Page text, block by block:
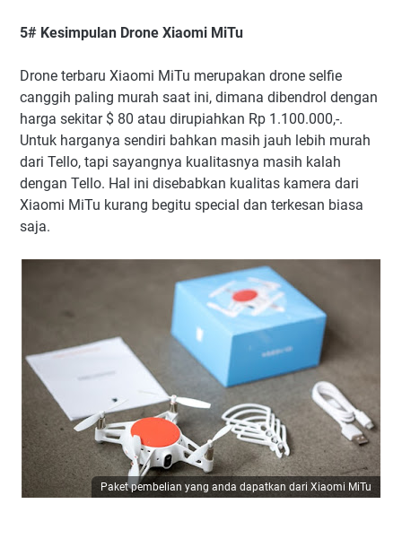
5# Kesimpulan Drone Xiaomi MiTu
Drone terbaru Xiaomi MiTu merupakan drone selfie
canggih paling murah saat ini, dimana dibendrol dengan
harga sekitar $ 80 atau dirupiahkan Rp 1.100.000,-.
Untuk harganya sendiri bahkan masih jauh lebih murah
dari Tello, tapi sayangnya kualitasnya masih kalah
dengan Tello. Hal ini disebabkan kualitas kamera dari
Xiaomi MiTu kurang begitu special dan terkesan biasa
saja.
Paket pembelian yang anda dapatkan dari Xiaomi MiTu